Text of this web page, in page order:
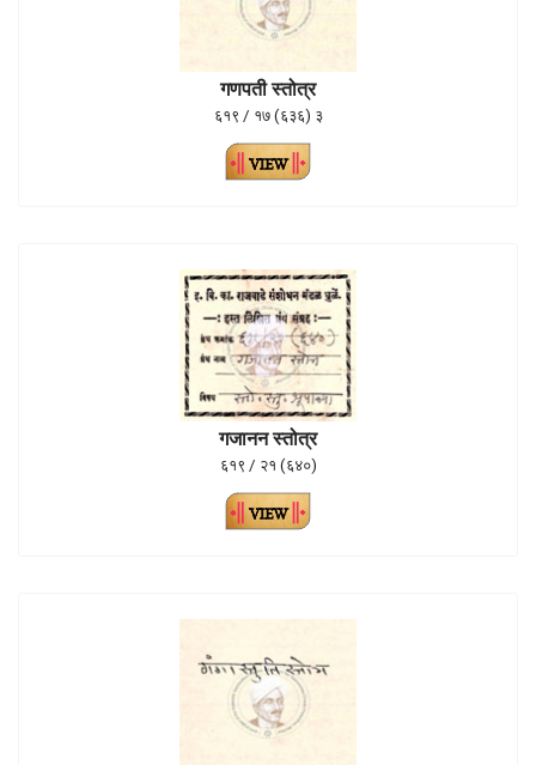
गणपती स्तोत्र
६१९ / १७ (६३६) ३
गजानन स्तोत्र
६१९ / २१ (६४०)